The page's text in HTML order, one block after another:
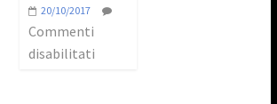
20/10/2017
Commenti
disabilitati